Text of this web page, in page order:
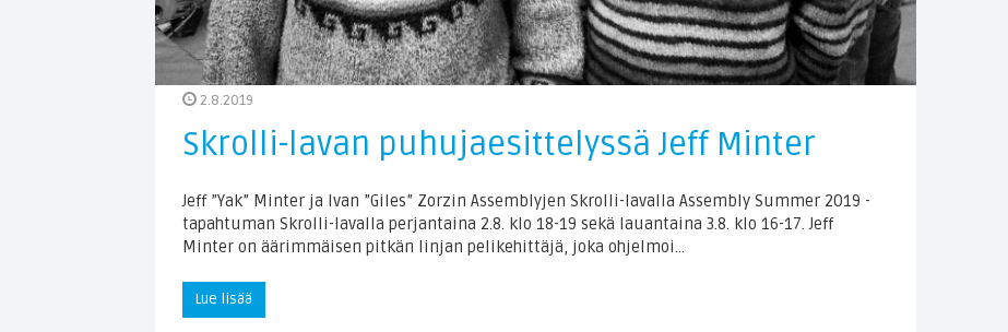
2.8.2019
Skrolli-lavan puhujaesittelyssä Jeff Minter
Jeff ”Yak” Minter ja Ivan ”Giles” Zorzin Assemblyjen Skrolli-lavalla Assembly Summer 2019 -
tapahtuman Skrolli-lavalla perjantaina 2.8. klo 18-19 sekä lauantaina 3.8. klo 16-17. Jeff
Minter on äärimmäisen pitkän linjan pelikehittäjä, joka ohjelmoi…
Lue lisää